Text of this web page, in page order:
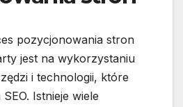
pozycjonowania stron
jest na wykorzystaniu
i technologii, które
Istnieje wiele